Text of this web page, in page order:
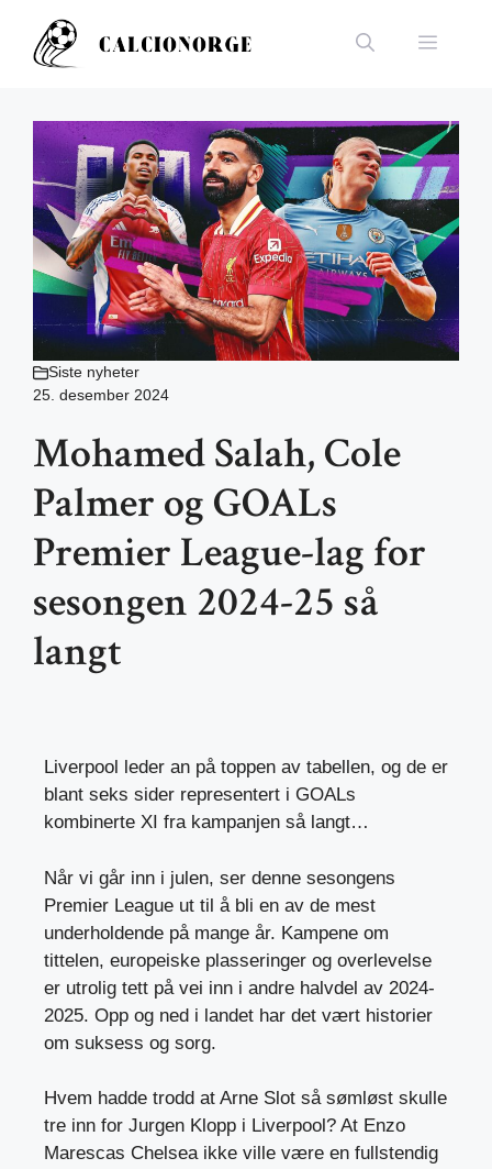
innhold
Meny
Siste nyheter
25. desember 2024
Mohamed Salah, Cole
Palmer og GOALs
Premier League-lag for
sesongen 2024-25 så
langt
Liverpool leder an på toppen av tabellen, og de er
blant seks sider representert i GOALs
kombinerte XI fra kampanjen så langt…
Når vi går inn i julen, ser denne sesongens
Premier League ut til å bli en av de mest
underholdende på mange år. Kampene om
tittelen, europeiske plasseringer og overlevelse
er utrolig tett på vei inn i andre halvdel av 2024-
2025. Opp og ned i landet har det vært historier
om suksess og sorg.
Hvem hadde trodd at Arne Slot så sømløst skulle
tre inn for Jurgen Klopp i Liverpool? At Enzo
Marescas Chelsea ikke ville være en fullstendig